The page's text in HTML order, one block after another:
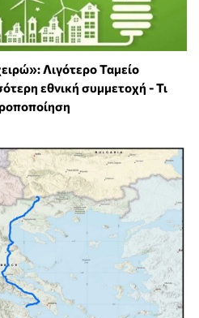
Λιγότερο Ταμείο
εθνική συμμετοχή - Τι